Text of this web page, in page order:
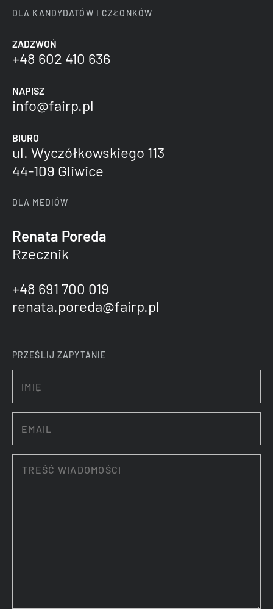
EDUCATION4INDUSTRY
DLA KANDYDATÓW I CZŁONKÓW
ZADZWOŃ
+48 602 410 636
NAPISZ
info@fairp.pl
BIURO
ul. Wyczółkowskiego 113
44-109 Gliwice
DLA MEDIÓW
Renata Poreda
Rzecznik
+48 691 700 019
renata.poreda@fairp.pl
PRZEŚLIJ ZAPYTANIE